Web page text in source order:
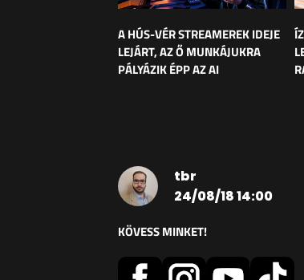
A HÚS-VÉR STREAMEREK IDEJE
LEJÁRT, AZ Ő MUNKÁJUKRA
PÁLYÁZIK ÉPP AZ AI
tbr
24/08/18 14:00
KÖVESS MINKET!